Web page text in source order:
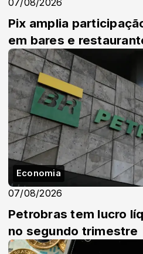
Pix amplia
em bares e
Economia
07/08/2026
Petrobras tem lucro
no segundo trimestre